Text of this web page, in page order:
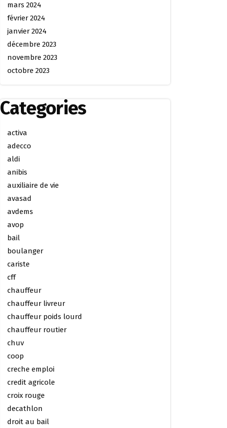
mars 2024
février 2024
janvier 2024
décembre 2023
novembre 2023
octobre 2023
Categories
activa
adecco
aldi
anibis
auxiliaire de vie
avasad
avdems
avop
bail
boulanger
cariste
cff
chauffeur
chauffeur livreur
chauffeur poids lourd
chauffeur routier
chuv
coop
creche emploi
credit agricole
croix rouge
decathlon
droit au bail